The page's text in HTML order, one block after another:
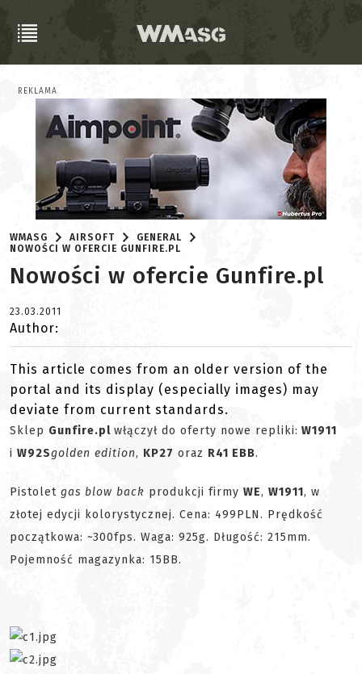
REKLAMA
WMASG AIRSOFT
GENERAL
NOWOŚCI W OFERCIE GUNFIRE.PL
Nowości w ofercie Gunfire.pl
23.03.2011
Author:
This article comes from an older version of the
portal and its display (especially images) may
deviate from current standards.
Sklep Gunfire.pl włączył do oferty nowe repliki: W1911
i W92Sgolden edition, KP27 oraz R41 EBB.
Pistolet gas blow back produkcji firmy WE, W1911, w
złotej edycji kolorystycznej. Cena: 499PLN. Prędkość
początkowa: ~300fps. Waga: 925g. Długość: 215mm.
Pojemność magazynka: 15BB.